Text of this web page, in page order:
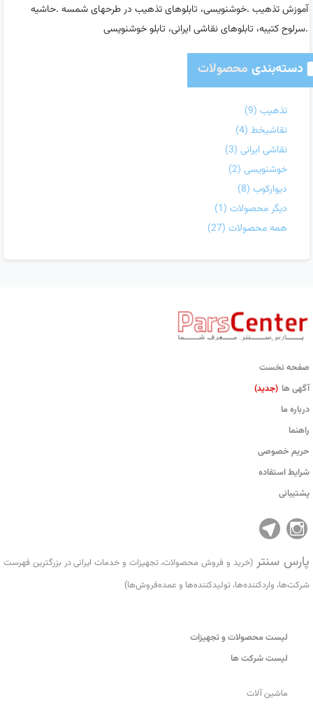
آموزش تذهیب .خوشنویسی، تابلوهای تذهیب در طرحهای شمسه .حاشیه
.سرلوح کتیبه، تابلوهای نقاشی ایرانی، تابلو خوشنویسی
دسته‌بندی محصولات
تذهیب (9)
نقاشیخط (4)
نقاشی ایرانی (3)
خوشنویسی (2)
دیوارکوب (8)
دیگر محصولات (1)
همه محصولات (27)
صفحه نخست
آگهی ها (جدید)
درباره ما
راهنما
حریم خصوصی
شرایط استفاده
پشتیبانی
پارس سنتر(خرید و فروش محصولات، تجهیزات و خدمات ایرانی در بزرگترین فهرست
شرکت‌ها، واردکننده‌ها، تولید‌کننده‌ها و عمده‌فروش‌ها)
لیست محصولات و تجهیزات
لیست شرکت ها
ماشین آلات